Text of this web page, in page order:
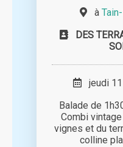
à
DES
jeudi
Balade de
Combi
vignes et du
colline